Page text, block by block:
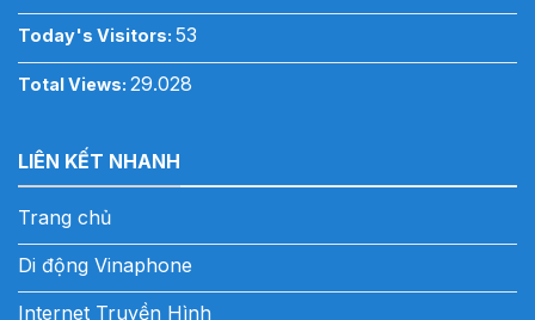
Today's Visitors: 53
Total Views: 29.028
LIÊN KẾT NHANH
Trang chủ
Di động Vinaphone
Internet Truyền Hình